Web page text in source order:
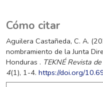
Cómo citar
Aguilera Castañeda, C. A.
nombramiento de la Junta
Honduras . TEKNÉ Revista
4(1), 1-4. https://doi.org/